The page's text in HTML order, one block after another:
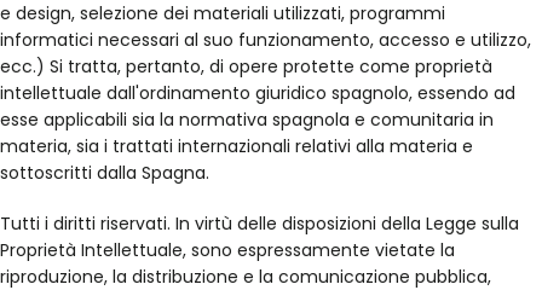
e design, selezione dei materiali utilizzati, programmi
informatici necessari al suo funzionamento, accesso e utilizzo,
ecc.) Si tratta, pertanto, di opere protette come proprietà
intellettuale dall'ordinamento giuridico spagnolo, essendo ad
esse applicabili sia la normativa spagnola e comunitaria in
materia, sia i trattati internazionali relativi alla materia e
sottoscritti dalla Spagna.
Tutti i diritti riservati. In virtù delle disposizioni della Legge sulla
Proprietà Intellettuale, sono espressamente vietate la
riproduzione, la distribuzione e la comunicazione pubblica,